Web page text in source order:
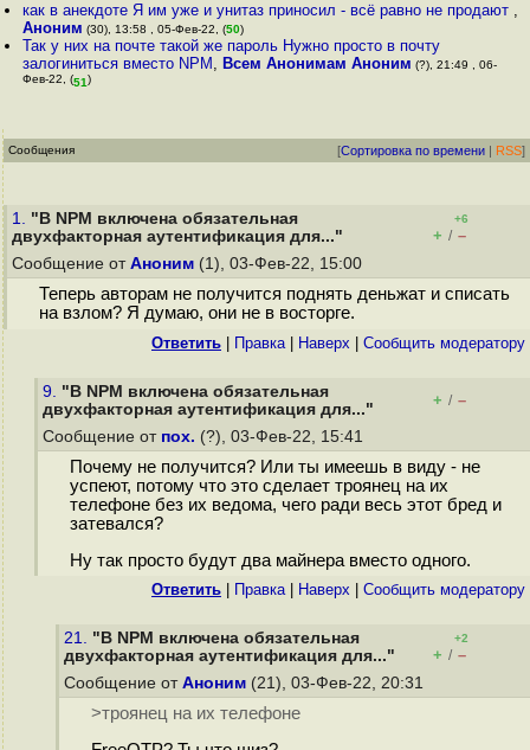
как в анекдоте Я им уже и унитаз приносил - всё равно не продают ,
Аноним (30), 13:58 , 05-Фев-22, (50)
Так у них на почте такой же пароль Нужно просто в почту
залогиниться вместо NPM , Всем Анонимам Аноним (?), 21:49 , 06-
Фев-22, (51)
Сообщения [Сортировка по времени | RSS]
1. "В NPM включена обязательная
двухфакторная аутентификация для..."
+6
+ / –
Сообщение от Аноним (1), 03-Фев-22, 15:00
Теперь авторам не получится поднять деньжат и списать
на взлом? Я думаю, они не в восторге.
Ответить Правка| Наверх Cообщить модератору
9. "В NPM включена обязательная
двухфакторная аутентификация для..."
+ / –
Сообщение от пох. (?), 03-Фев-22, 15:41
Почему не получится? Или ты имеешь в виду - не
успеют, потому что это сделает троянец на их
телефоне без их ведома, чего ради весь этот бред и
затевался?
Ну так просто будут два майнера вместо одного.
Ответить Правка| Наверх Cообщить модератору
21. "В NPM включена обязательная
двухфакторная аутентификация для..."
+2
+ / –
Сообщение от Аноним (21), 03-Фев-22, 20:31
>троянец на их телефоне